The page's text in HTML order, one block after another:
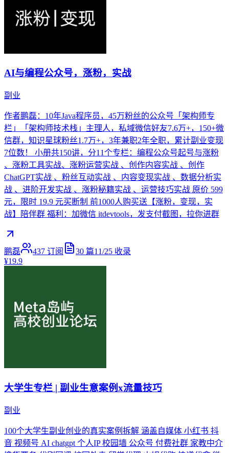
AI与编程公众号，涨粉，实战
副业
作者鹏磊：10年Java程序员，45万粉丝的公众号「架构师专
栏」「架构师技术栈」主理人，私域微信好友7.6万+，150+微
信群，知识星球粉丝1.7万+，3年兼职2年全职，累计副业变现
7位数！ 小册共150讲，分11个专栏：编程公众号起号与涨粉
、涨粉工具实战、涨粉运营实战 、创作内容实战 、创作
ChatGPT实战 、粉丝互动实战 、内容变现实战 、数据分析实
战 、进阶开发实战 、涨粉秘籍实战 、运营技巧实战 原价 599
元，限时 19.9 元买断制 前1000人购买送【涨粉，变现，实
战】陪伴群 福利：加微信 itdevtools，发支付截图，拉你进群
鹏磊 437 订阅 30 篇11/25 收录
¥19.9
大学生专栏 | 副业生意案例x流量技巧
副业
100个大学生副业创业的真实案例拆解 涵盖自媒体 小红书 抖
音 视频号 AI chatgpt 个人IP 校园墙 公众号 付费社群 家教中介